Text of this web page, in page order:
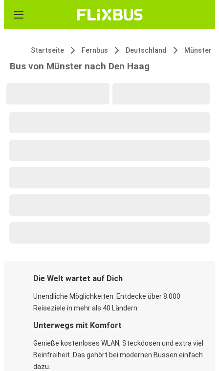
Startseite Fernbus Deutschland Münster
Bus von Münster nach Den Haag
Die Welt wartet auf Dich
Unendliche Möglichkeiten: Entdecke über 8.000
Reiseziele in mehr als 40 Ländern.
Unterwegs mit Komfort
Genieße kostenloses WLAN, Steckdosen und extra viel
Beinfreiheit. Das gehört bei modernen Bussen einfach
dazu.